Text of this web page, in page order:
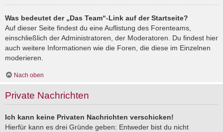
Was bedeutet der „Das Team“-Link auf der Startseite?
Auf dieser Seite findest du eine Auflistung des Forenteams,
einschließlich der Administratoren, der Moderatoren. Du findest hier
auch weitere Informationen wie die Foren, die diese im Einzelnen
moderieren.
Nach oben
Private Nachrichten
Ich kann keine Privaten Nachrichten verschicken!
Hierfür kann es drei Gründe geben: Entweder bist du nicht